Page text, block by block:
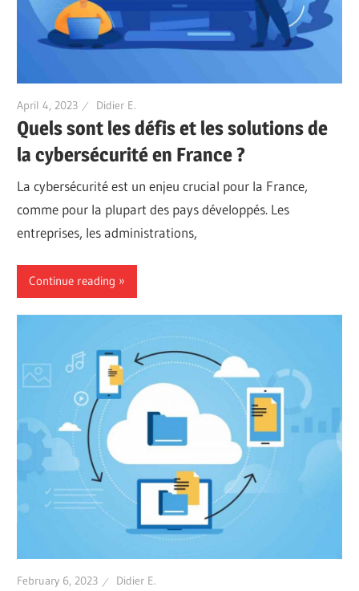
April 4, 2023 Didier E.
Quels sont les défis et les solutions de
la cybersécurité en France ?
La cybersécurité est un enjeu crucial pour la France,
comme pour la plupart des pays développés. Les
entreprises, les administrations,
Continue reading
February 6, 2023 Didier E.